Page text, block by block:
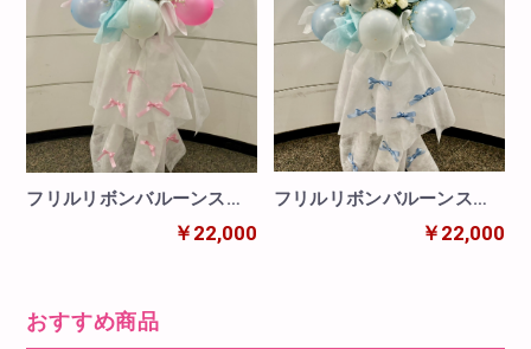
フリルリボンバルーンスタ
￥22,000
フリルリボンバルーンスタ
￥22,000
おすすめ商品